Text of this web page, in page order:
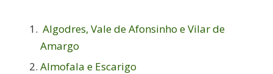
Algodres, Vale de Afonsinho e Vilar de
Amargo
Almofala e Escarigo